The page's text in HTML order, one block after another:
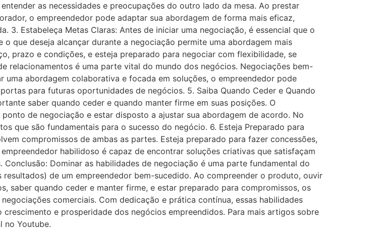
as necessidades e preocupações do outro lado da mesa. Ao prestar
o empreendedor pode adaptar sua abordagem de forma mais eficaz,
3. Estabeleça Metas Claras: Antes de iniciar uma negociação, é essencial que o
que deseja alcançar durante a negociação permite uma abordagem mais
prazo e condições, e esteja preparado para negociar com flexibilidade, se
relacionamentos é uma parte vital do mundo dos negócios. Negociações bem-
uma abordagem colaborativa e focada em soluções, o empreendedor pode
para futuras oportunidades de negócios. 5. Saiba Quando Ceder e Quando
saber quando ceder e quando manter firme em suas posições. O
de negociação e estar disposto a ajustar sua abordagem de acordo. No
que são fundamentais para o sucesso do negócio. 6. Esteja Preparado para
compromissos de ambas as partes. Esteja preparado para fazer concessões,
habilidoso é capaz de encontrar soluções criativas que satisfaçam
Dominar as habilidades de negociação é uma parte fundamental do
de um empreendedor bem-sucedido. Ao compreender o produto, ouvir
saber quando ceder e manter firme, e estar preparado para compromissos, os
comerciais. Com dedicação e prática contínua, essas habilidades
e prosperidade dos negócios empreendidos. Para mais artigos sobre
no Youtube.